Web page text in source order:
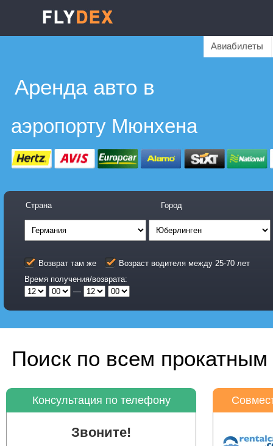
Авиабилеты
Аренда авто в
аэропорту Мюнхена
Страна Город
Возврат там же
Возраст водителя между 25-70 лет
Время получения/возврата:
—
Поиск по всем
Консультация по телефону
Звоните!